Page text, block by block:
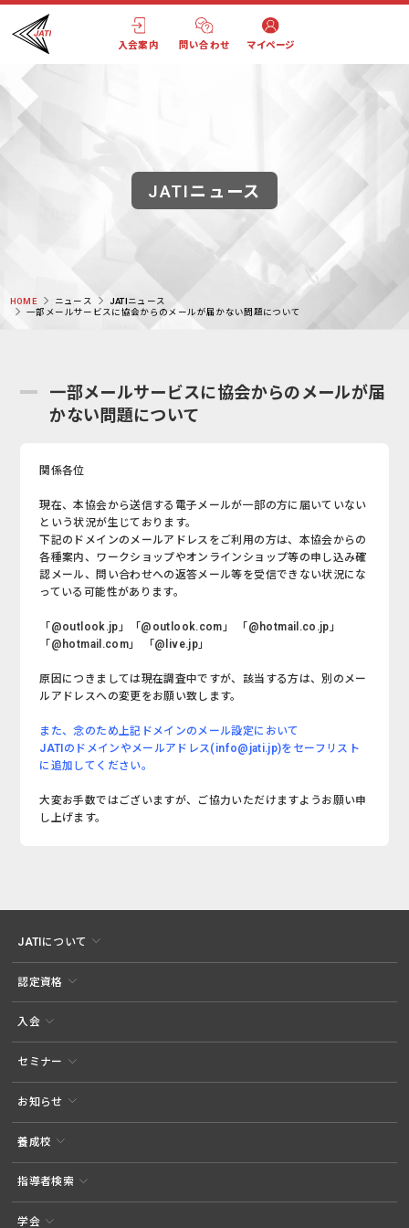
入会案内 問い合わせ マイページ
JATIニュース
HOME ニュース
JATIニュース
一部メールサービスに協会からのメールが届かない問題について
一部メールサービスに協会からのメールが届
かない問題について
関係各位
現在、本協会から送信する電子メールが一部の方に届いていない
という状況が生じております。
下記のドメインのメールアドレスをご利用の方は、本協会からの
各種案内、ワークショップやオンラインショップ等の申し込み確
認メール、問い合わせへの返答メール等を受信できない状況にな
っている可能性があります。
「@outlook.jp」「@outlook.com」 「@hotmail.co.jp」
「@hotmail.com」 「@live.jp」
原因につきましては現在調査中ですが、該当する方は、別のメー
ルアドレスへの変更をお願い致します。
また、念のため上記ドメインのメール設定において
JATIのドメインやメールアドレス(info@jati.jp)をセーフリスト
に追加してください。
大変お手数ではございますが、ご協力いただけますようお願い申
し上げます。
JATIについて
認定資格
入会
セミナー
お知らせ
養成校
指導者検索
学会